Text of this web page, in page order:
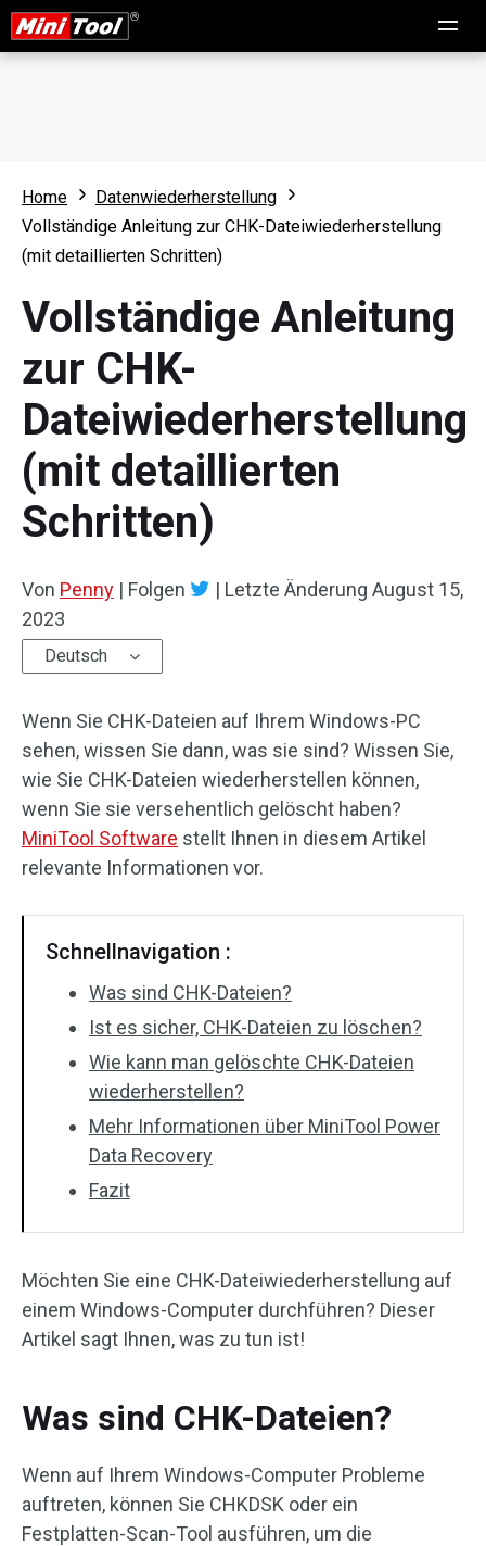
Home
Datenwiederherstellung
Vollständige Anleitung zur CHK-Dateiwiederherstellung
(mit detaillierten Schritten)
Vollständige Anleitung
zur CHK-
Dateiwiederherstellung
(mit detaillierten
Schritten)
Von Penny | Folgen | Letzte Änderung August 15,
2023
Deutsch
Wenn Sie CHK-Dateien auf Ihrem Windows-PC
sehen, wissen Sie dann, was sie sind? Wissen Sie,
wie Sie CHK-Dateien wiederherstellen können,
wenn Sie sie versehentlich gelöscht haben?
MiniTool Software stellt Ihnen in diesem Artikel
relevante Informationen vor.
Schnellnavigation :
Was sind CHK-Dateien?
Ist es sicher, CHK-Dateien zu löschen?
Wie kann man gelöschte CHK-Dateien
wiederherstellen?
Mehr Informationen über MiniTool Power
Data Recovery
Fazit
Möchten Sie eine CHK-Dateiwiederherstellung auf
einem Windows-Computer durchführen? Dieser
Artikel sagt Ihnen, was zu tun ist!
Was sind CHK-Dateien?
Wenn auf Ihrem Windows-Computer Probleme
auftreten, können Sie CHKDSK oder ein
Festplatten-Scan-Tool ausführen, um die